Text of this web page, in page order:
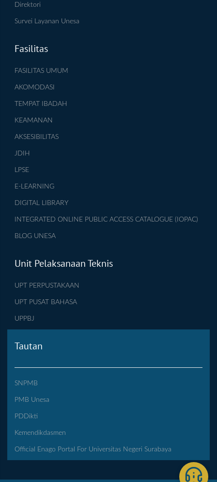
Direktori
Survei Layanan Unesa
Fasilitas
FASILITAS UMUM
AKOMODASI
TEMPAT IBADAH
KEAMANAN
AKSESIBILITAS
JDIH
LPSE
E-LEARNING
DIGITAL LIBRARY
INTEGRATED ONLINE PUBLIC ACCESS CATALOGUE (IOPAC)
BLOG UNESA
Unit Pelaksanaan Teknis
UPT PERPUSTAKAAN
UPT PUSAT BAHASA
UPPBJ
Tautan
SNPMB
PMB Unesa
PDDikti
Kemendikdasmen
Official Enago Portal For Universitas Negeri Surabaya